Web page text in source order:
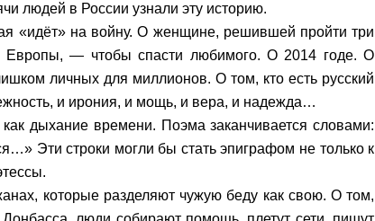
людей в России узнали эту историю.
«идёт» на войну. О женщине, решившей пройти три
— чтобы спасти любимого. О 2014 годе. О
личных для миллионов. О том, кто есть русский
и ирония, и мощь, и вера, и надежда…
дыхание времени. Поэма заканчивается словами:
Эти строки могли бы стать эпиграфом не только к
которые разделяют чужую беду как свою. О том,